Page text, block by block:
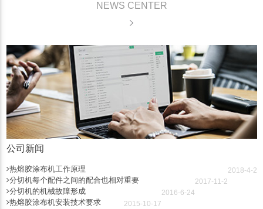
NEWS CENTER
公司新闻
热熔胶涂布机工作原理 2018-4-2
分切机每个配件之间的配合也相对重要 2017-11-2
分切机的机械故障形成 2016-6-24
热熔胶涂布机安装技术要求 2015-10-17